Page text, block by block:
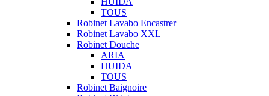
TOUS
Robinet Lavabo Encastrer
Robinet Lavabo XXL
Robinet Douche
ARIA
HUIDA
TOUS
Robinet Baignoire